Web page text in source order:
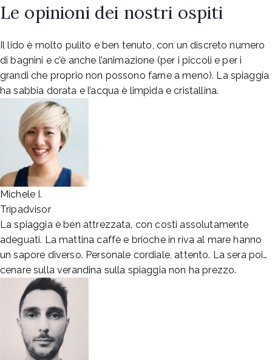
Le opinioni dei nostri ospiti
Il lido è molto pulito e ben tenuto, con un discreto numero
di bagnini e c’è anche l’animazione (per i piccoli e per i
grandi che proprio non possono farne a meno). La spiaggia
ha sabbia dorata e l’acqua è limpida e cristallina.
Michele I.
Tripadvisor
La spiaggia è ben attrezzata, con costi assolutamente
adeguati. La mattina caffè e brioche in riva al mare hanno
un sapore diverso. Personale cordiale, attento. La sera poi…
cenare sulla verandina sulla spiaggia non ha prezzo.